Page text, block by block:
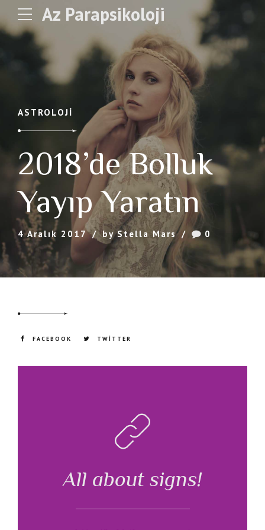
Az Parapsikoloji
ASTROLOJI
2018’de Bolluk
Yayıp Yaratın
4 Aralık 2017 by Stella Mars 0
FACEBOOK TWITTER
All about signs!